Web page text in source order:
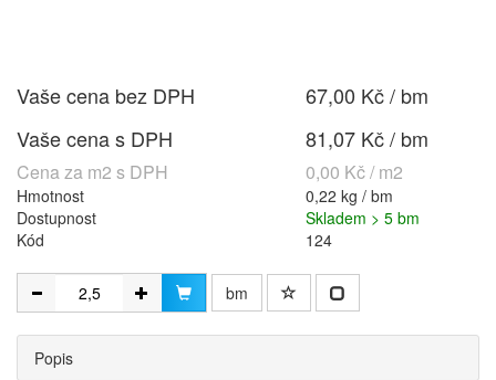
Vaše cena bez DPH
67,00 Kč / bm
Vaše cena s DPH
81,07 Kč / bm
Cena za m2 s DPH 0,00 Kč / m2
Hmotnost
0,22 kg / bm
Dostupnost
Skladem > 5 bm
Kód
124
bm
Popis